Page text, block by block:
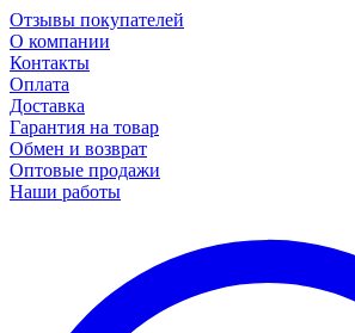
Отзывы покупателей
О компании
Контакты
Оплата
Доставка
Гарантия на товар
Обмен и возврат
Оптовые продажи
Наши работы